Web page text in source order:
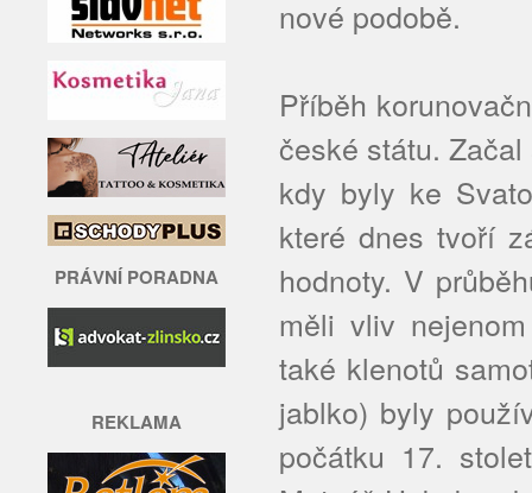
PRÁVNÍ PORADNA
REKLAMA
nové podobě.
Příběh
české státu.
kdy byly ke
které dnes tvoří
hodnoty. V
měli vliv
také klenotů
jablko) byly
počátku 17.